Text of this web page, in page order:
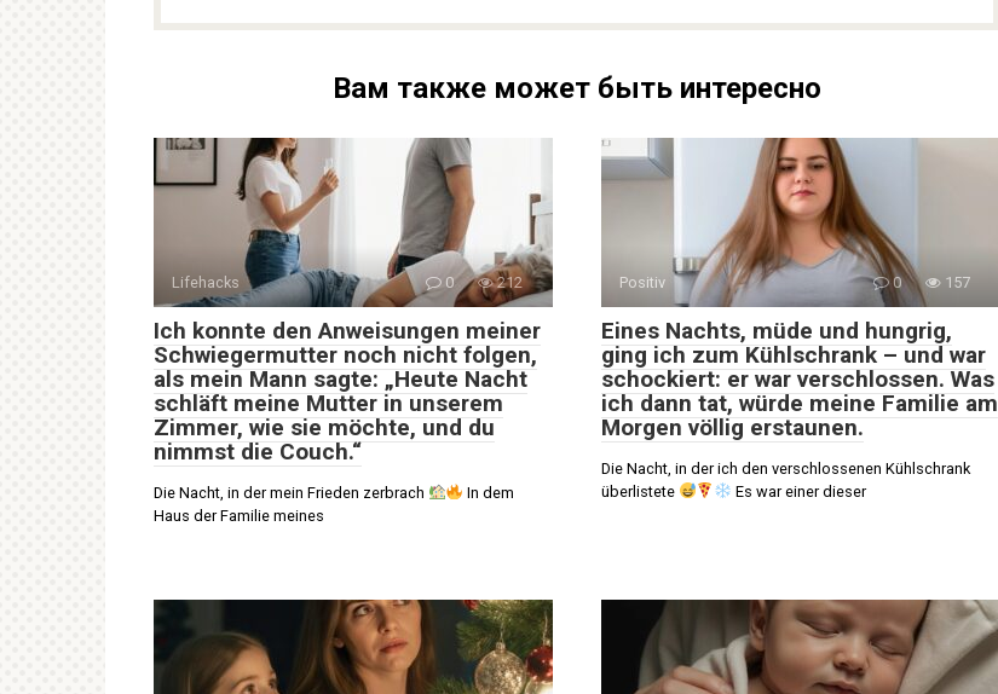
Вам также может быть интересно
Lifehacks 0 212
Ich konnte den Anweisungen meiner
Schwiegermutter noch nicht folgen,
als mein Mann sagte: „Heute Nacht
schläft meine Mutter in unserem
Zimmer, wie sie möchte, und du
nimmst die Couch.“
Die Nacht, in der mein Frieden zerbrach
In dem
Haus der Familie meines
Positiv 0 157
Eines Nachts, müde und hungrig,
ging ich zum Kühlschrank – und war
schockiert: er war verschlossen. Was
ich dann tat, würde meine Familie am
Morgen völlig erstaunen.
Die Nacht, in der ich den verschlossenen Kühlschrank
überlistete
Es war einer dieser